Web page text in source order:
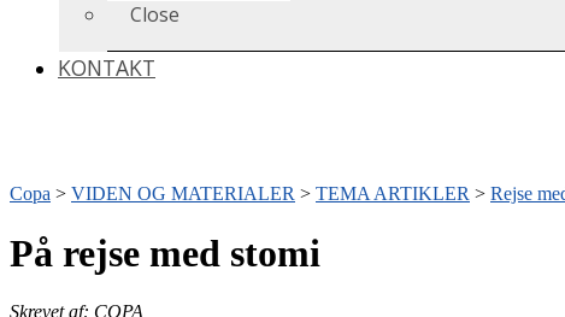
Close
KONTAKT
Copa > VIDEN OG MATERIALER > TEMA ARTIKLER > Rejse
På rejse med stomi
Skrevet af: COPA